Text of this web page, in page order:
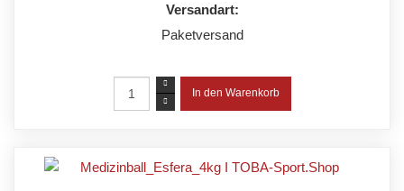
Versandart:
Paketversand